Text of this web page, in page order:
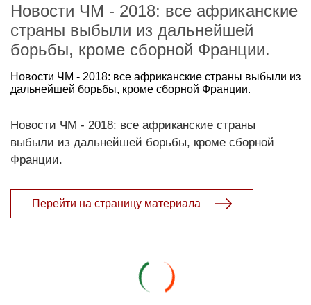
Новости ЧМ - 2018: все африканские
страны выбыли из дальнейшей
борьбы, кроме сборной Франции.
Новости ЧМ - 2018: все африканские страны выбыли из
дальнейшей борьбы, кроме сборной Франции.
Новости ЧМ - 2018: все африканские страны
выбыли из дальнейшей борьбы, кроме сборной
Франции.
Перейти на страницу материала